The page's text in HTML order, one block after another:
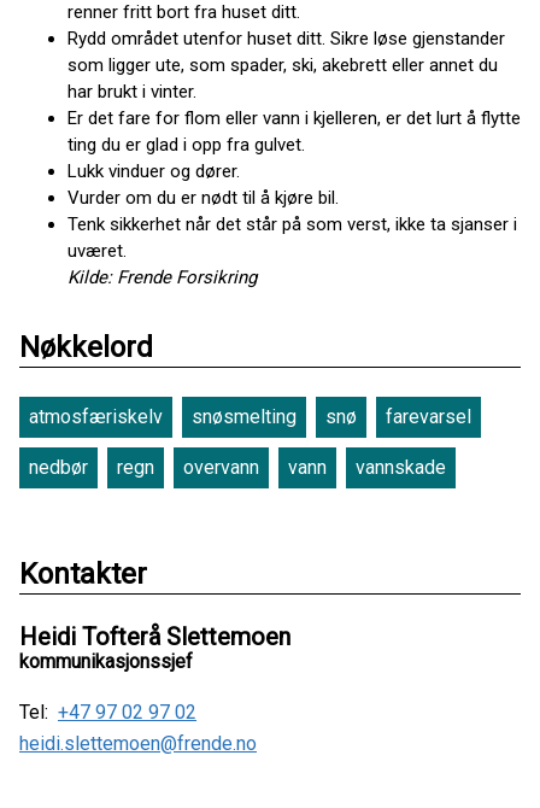
renner fritt bort fra huset ditt.
Rydd området utenfor huset ditt. Sikre løse gjenstander
som ligger ute, som spader, ski, akebrett eller annet du
har brukt i vinter.
Er det fare for flom eller vann i kjelleren, er det lurt å flytte
ting du er glad i opp fra gulvet.
Lukk vinduer og dører.
Vurder om du er nødt til å kjøre bil.
Tenk sikkerhet når det står på som verst, ikke ta sjanser i
uværet.
Kilde: Frende Forsikring
Nøkkelord
atmosfæriskelv snøsmelting snø farevarsel
nedbør regn overvann vann vannskade
Kontakter
Heidi Tofterå Slettemoen
kommunikasjonssjef
Tel: +47 97 02 97 02
heidi.slettemoen@frende.no